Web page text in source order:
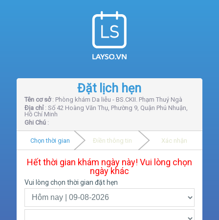
Đặt lịch hẹn
Tên cơ sở: Phòng khám Da liễu - BS.CKII. Phạm Thuý Ngà
Địa chỉ: Số 42 Hoàng Văn Thụ, Phường 9, Quận Phú Nhuận,
Hồ Chí Minh
Ghi Chú:
Chọn thời gian Điền thông tin Xác nhận
Hết thời gian khám ngày này! Vui lòng chọn
ngày khác
Vui lòng chọn thời gian đặt hẹn